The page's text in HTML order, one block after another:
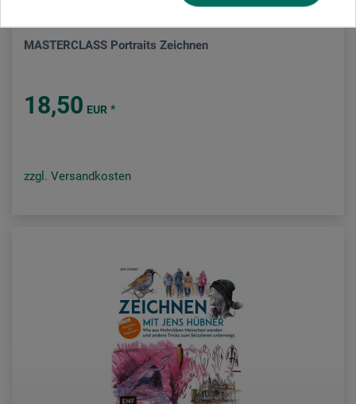
MASTERCLASS Portraits Zeichnen
18,50 EUR *
zzgl. Versandkosten